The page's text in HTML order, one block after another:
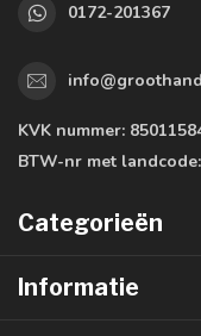
0172-201367
KVK nummer:
BTW-nr met landcode:
Categorieën
Informatie